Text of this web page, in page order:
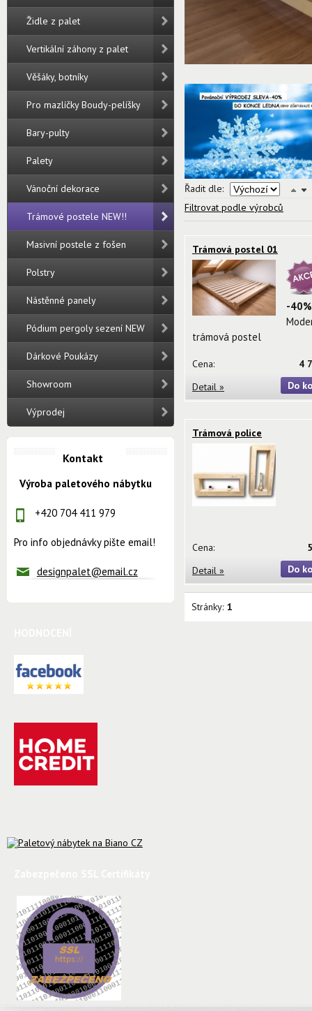
Řadit dle:
Filtrovat podle výrobců
Trámová postel 01
-40%
trámová postel
4
Cena:
Do
Detail »
Trámová police
Cena:
Do
Detail »
Stránky: 1
Židle z palet
Vertikální záhony z palet
Věšáky, botníky
Pro mazlíčky Boudy-pelíšky
Bary-pulty
Palety
Vánoční dekorace
Trámové postele NEW!!
Masivní postele z fošen
Polstry
Nástěnné panely
Pódium pergoly sezení NEW
Dárkové Poukázy
Showroom
Výprodej
Kontakt
Výroba paletového nábytku
+420 704 411 979
Pro info objednávky pište email!
designpalet@email.cz